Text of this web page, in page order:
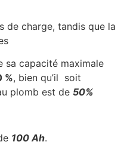
de charge, tandis que la
sa capacité maximale
%, bien qu’il soit
plomb est de 50%
100 Ah.